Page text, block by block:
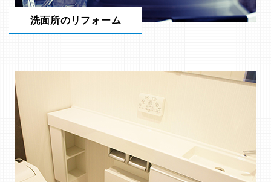
洗面所のリフォーム